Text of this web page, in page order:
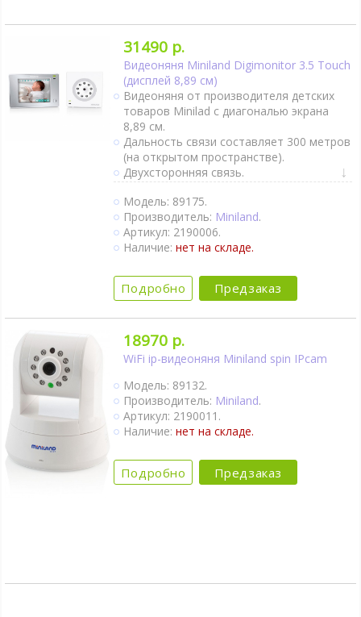
31490 р.
Видеоняня Miniland Digimonitor 3.5 Touch
(дисплей 8,89 см)
Видеоняня от производителя детских
товаров Minilad с диагональю экрана
8,89 см.
Дальность связи составляет 300 метров
(на открытом пространстве).
Двухсторонняя связь.
Активация при плаче (VOX).
Сенсорный дисплей.
Датчик движения.
Термометр.
Ночник.
Модель: 89175.
Производитель: Miniland.
Артикул: 2190006.
Наличие:нет на складе.
Подробно Предзаказ
18970 р.
WiFi ip-видеоняня Miniland spin IPcam
Модель: 89132.
Производитель: Miniland.
Артикул: 2190011.
Наличие:нет на складе.
Подробно Предзаказ